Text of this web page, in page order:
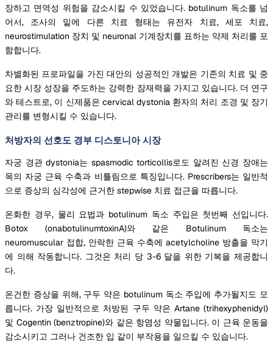
장하고 면역성 위험을 감소시킬 수 있었습니다. botulinum 독소를 넘
어서, 조사의 밑에 다른 치료 형태는 유전자 치료, 세포 치료,
neurostimulation 장치 및 neuronal 기계장치를 표하는 약제 처리를 포
함합니다.
차별화된 프로파일을 가진 대안의 성공적인 개발은 기존의 치료 및 중
요한 시장 성장을 주도하는 강력한 잠재력을 가지고 있습니다. 더 연구
와 테스트로, 이 신제품은 cervical dystonia 환자의 처리 조경 및 장기
관리를 변형시킬 수 있습니다.
처방자의 선호도 경부 디스토니아 시장
자궁 경관 dystonia는 spasmodic torticollis로도 알려진 신경 장애는
목의 자궁 근육 수축과 비틀림으로 특징입니다. Prescribers는 일반적
으로 증상의 심각성에 근거한 stepwise 치료 접근을 따릅니다.
온화한 경우, 물리 요법과 botulinum 독소 주입은 첫번째 선입니다.
Botox (onabotulinumtoxinA)와 같은 Botulinum 독소는
neuromuscular 접합, 안락한 근육 수축에 acetylcholine 방출을 막기
에 의해 작동합니다. 그것은 처리 당 3-6 달을 위한 기복을 제공합니
다.
온건한 증상을 위해, 구두 약은 botulinum 독소 주입에 추가될지도 모
릅니다. 가장 일반적으로 처방된 구두 약은 Artane (trihexyphenidyl)
및 Cogentin (benztropine)와 같은 항염성 약물입니다. 이 근육 운동을
감소시키고 그러나 건조한 입 같이 부작용을 일으킬 수 있습니다.